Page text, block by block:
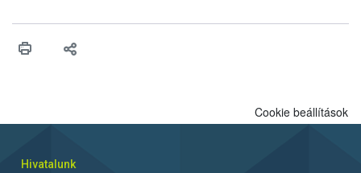
érésű szőlőkben is legyen lehetőség a károsító elleni további
felhasználók számára is elérhető és ökológiai termesztésben is
Cookie beállítások
Hivatalunk